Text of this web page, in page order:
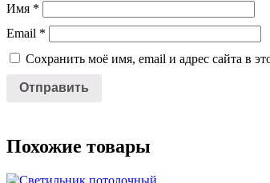
Имя *
Email *
Сохранить моё имя, email и адрес сайта в
Похожие товары